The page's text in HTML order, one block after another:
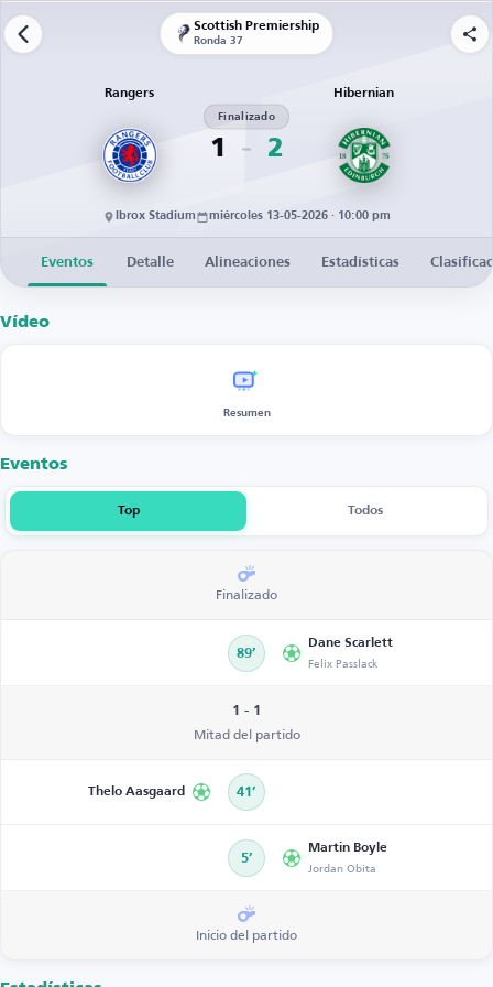
Scottish Premiership
Ronda 37
Rangers
1
Finalizado
2
Hibernian
Ibrox Stadium miércoles 13-05-2026 · 10:00 pm
Eventos Detalle Alineaciones Estadísticas
Vídeo
Resumen
Eventos
Top Todos
Finalizado
89’
Dane Scarlett
Felix Passlack
1 - 1
Mitad del partido
Thelo Aasgaard 41’
5’
Martin Boyle
Jordan Obita
Inicio del partido